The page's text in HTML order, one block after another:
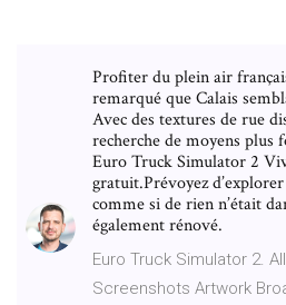
Profiter du plein air
remarqué que Calais
Avec des textures de rue
recherche de moyens plus
Euro Truck Simulator 2
gratuit.Prévoyez
comme si de rien n’était
également rénové.
Euro Truck Simulator 2.
Screenshots Artwork